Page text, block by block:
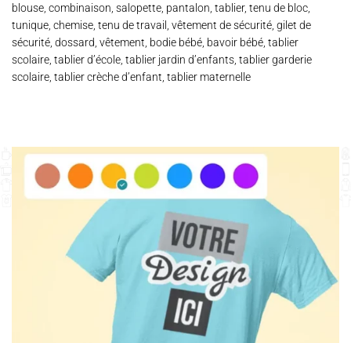
blouse, combinaison, salopette, pantalon, tablier, tenu de bloc,
tunique, chemise, tenu de travail, vêtement de sécurité, gilet de
sécurité, dossard, vêtement, bodie bébé, bavoir bébé, tablier
scolaire, tablier d’école, tablier jardin d’enfants, tablier garderie
scolaire, tablier crèche d’enfant, tablier maternelle